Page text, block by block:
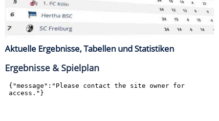
Aktuelle Ergebnisse, Tabellen und Statistiken
Ergebnisse & Spielplan